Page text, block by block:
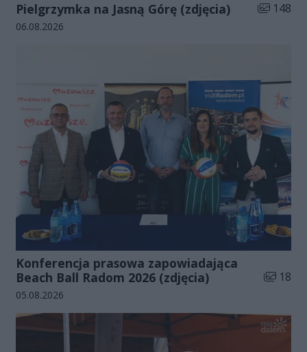
Pielgrzymka na Jasną Górę (zdjęcia) Liczba
148
Data dodania galerii:
06.08.2026
Konferencja prasowa zapowiadająca
Beach Ball Radom 2026 (zdjęcia)
Liczba
18
Data dodania galerii:
05.08.2026